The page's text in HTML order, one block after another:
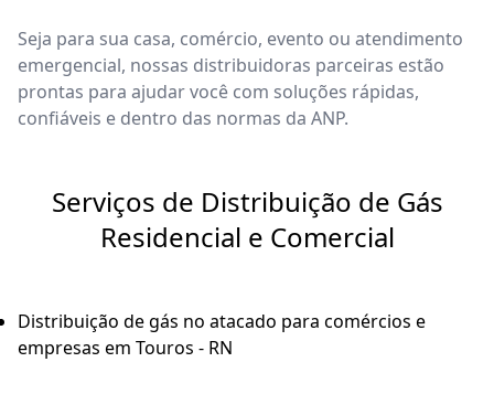
Seja para sua casa, comércio, evento ou atendimento
emergencial, nossas distribuidoras parceiras estão
prontas para ajudar você com soluções rápidas,
confiáveis e dentro das normas da ANP.
Serviços de Distribuição de Gás
Residencial e Comercial
Distribuição de gás no atacado para comércios e
empresas em Touros - RN